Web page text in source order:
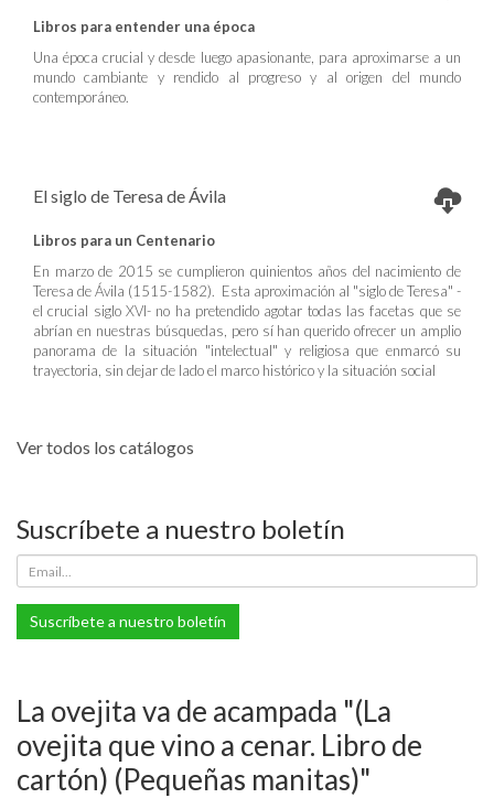
Libros para entender una época
Una época crucial y desde luego apasionante, para aproximarse a un
mundo cambiante y rendido al progreso y al origen del mundo
contemporáneo.
El siglo de Teresa de Ávila
Libros para un Centenario
En marzo de 2015 se cumplieron quinientos años del nacimiento de
Teresa de Ávila (1515-1582). Esta aproximación al "siglo de Teresa" -
el crucial siglo XVI- no ha pretendido agotar todas las facetas que se
abrían en nuestras búsquedas, pero sí han querido ofrecer un amplio
panorama de la situación "intelectual" y religiosa que enmarcó su
trayectoria, sin dejar de lado el marco histórico y la situación social
Ver todos los catálogos
Suscríbete a nuestro boletín
Suscríbete a nuestro boletín
La ovejita va de acampada "(La
ovejita que vino a cenar. Libro de
cartón) (Pequeñas manitas)"